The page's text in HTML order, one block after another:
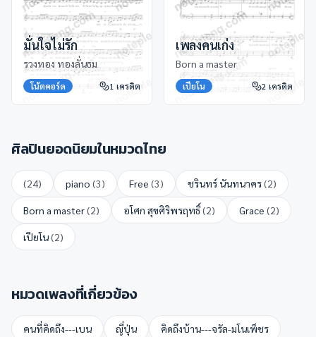
มั่นใจไม่รัก
รวงทอง ทองลั่นธม
โน้ตคอร์ด 1 เครดิต
เพลงคนเก่ง
Born a master
เปียโน 2 เครดิต
ศิลปินยอดนิยมในหมวดไทย
(24) piano (3) Free (3) ชรินทร์ นันทนาคร(2)
Born a master(2) อโศก สุขศิริพรฤทธิ์(2) Grace (2)
เปียโน(2)
หมวดเพลงที่เกี่ยวข้อง
คนที่คิดถึง---เบน ญี่ปุ่น คิดถึงบ้าน---จรัล-มโนเพ็ชร